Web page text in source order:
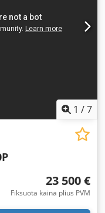
1 /7
23 500 €
Fiksuota kaina plius PVM